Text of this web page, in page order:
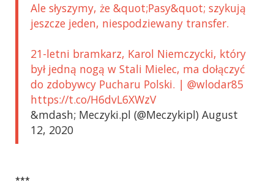
Ale słyszymy, że &quot;Pasy&quot; szykują
jeszcze jeden, niespodziewany transfer.
21-letni bramkarz, Karol Niemczycki, który
był jedną nogą w Stali Mielec, ma dołączyć
do zdobywcy Pucharu Polski. | @wlodar85
https://t.co/H6dvL6XWzV
&mdash; Meczyki.pl (@Meczykipl) August
12, 2020
***